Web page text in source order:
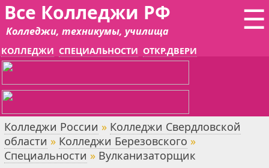
☰
Все Колледжи РФ
Колледжи, техникумы, училища
КОЛЛЕДЖИ СПЕЦИАЛЬНОСТИ ОТКР.ДВЕРИ
Колледжи России » Колледжи Свердловской
области » Колледжи Березовского »
Специальности » Вулканизаторщик